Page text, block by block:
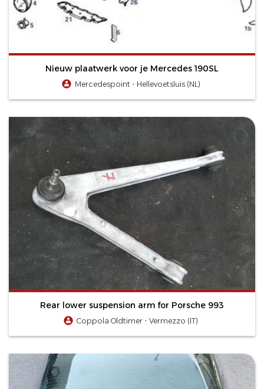
Nieuw plaatwerk voor je Mercedes 190SL
Mercedespoint - Hellevoetsluis (NL)
Rear lower suspension arm for Porsche 993
Coppola Oldtimer - Vermezzo (IT)